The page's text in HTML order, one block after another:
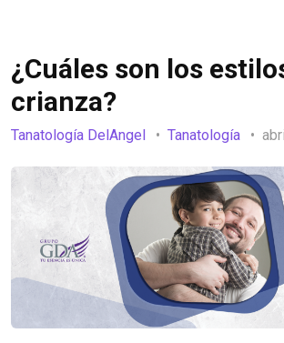
¿Cuáles son los
crianza?
Tanatología DelAngel Tanatología